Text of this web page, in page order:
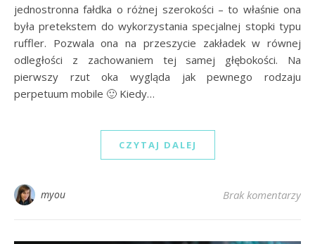
jednostronna fałdka o różnej szerokości – to właśnie ona
była pretekstem do wykorzystania specjalnej stopki typu
ruffler. Pozwala ona na przeszycie zakładek w równej
odległości z zachowaniem tej samej głębokości. Na
pierwszy rzut oka wygląda jak pewnego rodzaju
perpetuum mobile 🙂 Kiedy…
CZYTAJ DALEJ
myou Brak komentarzy